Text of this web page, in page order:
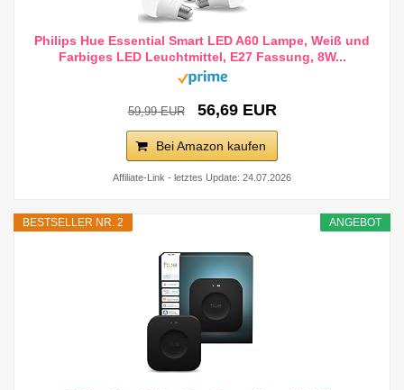
Philips Hue Essential Smart LED A60 Lampe, Weiß und
Farbiges LED Leuchtmittel, E27 Fassung, 8W...
59,99 EUR 56,69 EUR
Bei Amazon kaufen
Affiliate-Link - letztes Update: 24.07.2026
ANGEBOT
BESTSELLER NR. 2